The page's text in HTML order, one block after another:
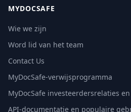
MYDOCSAFE
Wie we zijn
Word lid van het team
Contact Us
MyDocSafe-verwijsprogramma
MyDocSafe investeerdersrelaties
API-documentatie en populaire